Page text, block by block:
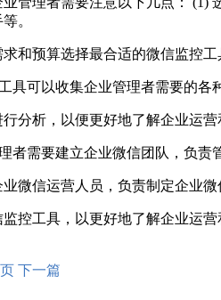
。
和预算选择最合适的微信监控工
具可以收集企业管理者需要的
分析，以便更好地了解企业运营
者需要建立企业微信团队，负责
微信运营人员，负责制定企业微
控工具，以更好地了解企业运
下一篇